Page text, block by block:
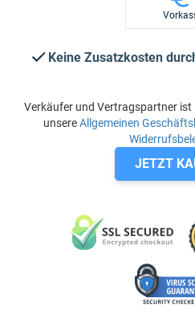
Keine Zusatzkosten
Verkäufer und Vertragspartner ist
unsereAllgemeinen
JETZT